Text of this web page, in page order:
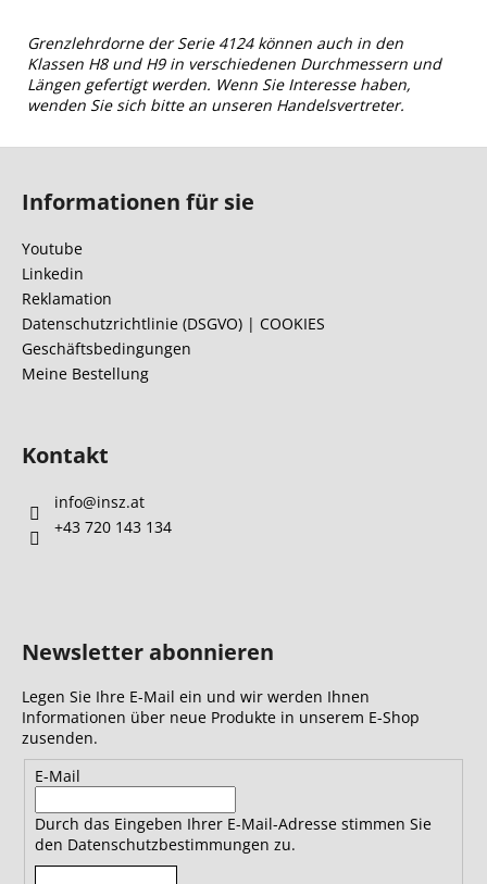
Grenzlehrdorne der Serie 4124 können auch in den
Klassen H8 und H9 in verschiedenen Durchmessern und
Längen gefertigt werden. Wenn Sie Interesse haben,
wenden Sie sich bitte an unseren Handelsvertreter.
Informationen für sie
Youtube
Linkedin
Reklamation
Datenschutzrichtlinie (DSGVO) | COOKIES
Geschäftsbedingungen
Meine Bestellung
Kontakt
info@insz.at
+43 720 143 134
Newsletter abonnieren
Legen Sie Ihre E-Mail ein und wir werden Ihnen
Informationen über neue Produkte in unserem E-Shop
zusenden.
E-Mail
Durch das Eingeben Ihrer E-Mail-Adresse stimmen Sie
den Datenschutzbestimmungen zu.